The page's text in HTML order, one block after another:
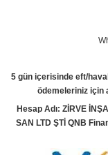
5 gün içerisinde eft/
ödemeleriniz için
Hesap Adı: ZİRVE
SAN LTD ŞTİ QNB